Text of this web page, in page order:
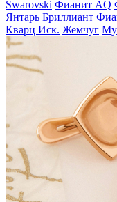
Swarovski Фианит AQ
Янтарь Бриллиант
Кварц Иск. Жемчуг